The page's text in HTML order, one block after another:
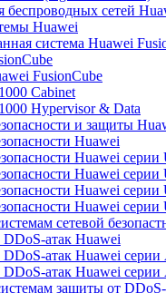
сетей
Huawei
система Huawei
FusionCube
Cabinet
Hypervisor & Data
и защиты
Huawei
Huawei серии
Huawei серии
Huawei серии
Huawei серии
сетевой
атак Huawei
атак Huawei
атак Huawei
защиты от DDoS-